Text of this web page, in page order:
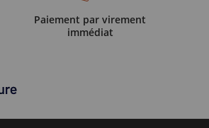
Paiement par virement
immédiat